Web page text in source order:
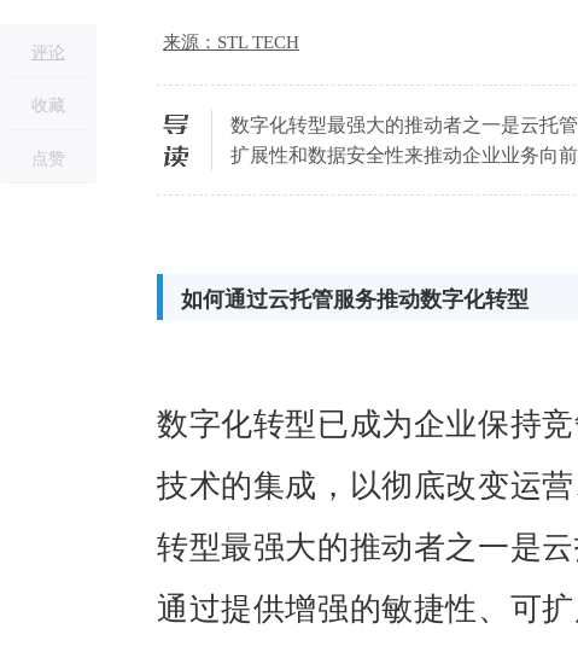
评论
收藏
点赞
来源：STL TECH
数字化转型最强大的推动者之一是云托
扩展性和数据安全性来推动企业业务向
如何通过云托管服务推动数字化转型
数字化转型已成为企业保持
技术的集成，以彻底改变运
转型最强大的推动者之一是
通过提供增强的敏捷性、可